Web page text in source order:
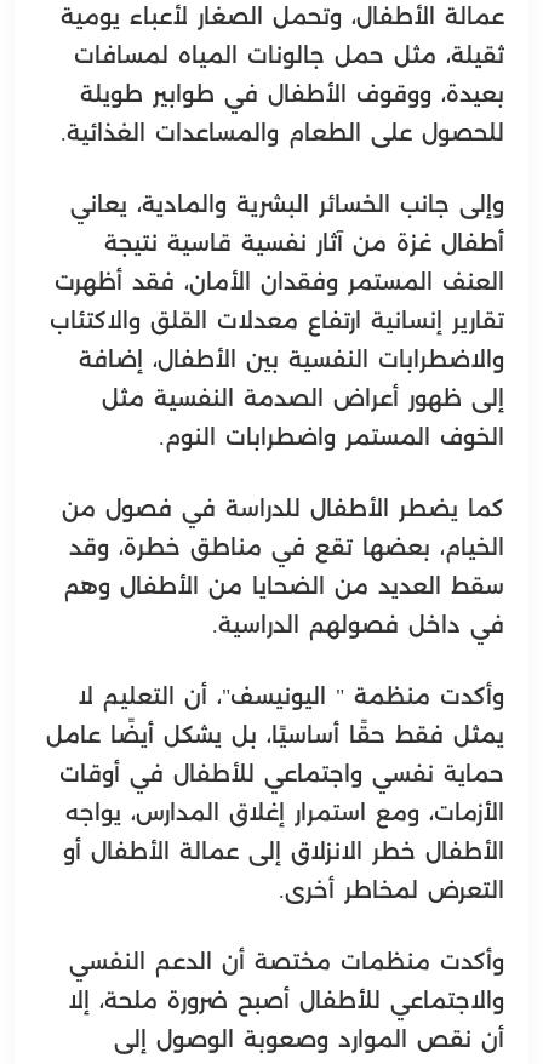
عمالة الأطفال، وتحمل الصغار لأعباء يومية
ثقيلة، مثل حمل جالونات المياه لمسافات
بعيدة، ووقوف الأطفال في طوابير طويلة
للحصول على الطعام والمساعدات الغذائية.
وإلى جانب الخسائر البشرية والمادية، يعاني
أطفال غزة من آثار نفسية قاسية نتيجة
العنف المستمر وفقدان الأمان، فقد أظهرت
تقارير إنسانية ارتفاع معدلات القلق والاكتئاب
والاضطرابات النفسية بين الأطفال، إضافة
إلى ظهور أعراض الصدمة النفسية مثل
الخوف المستمر واضطرابات النوم.
كما يضطر الأطفال للدراسة في فصول من
الخيام، بعضها تقع في مناطق خطرة، وقد
سقط العديد من الضحايا من الأطفال وهم
في داخل فصولهم الدراسية.
وأكدت منظمة " اليونيسف"، أن التعليم لا
يمثل فقط حقًا أساسيًا، بل يشكل أيضًا عامل
حماية نفسي واجتماعي للأطفال في أوقات
الأزمات، ومع استمرار إغلاق المدارس، يواجه
الأطفال خطر الانزلاق إلى عمالة الأطفال أو
التعرض لمخاطر أخرى.
وأكدت منظمات مختصة أن الدعم النفسي
والاجتماعي للأطفال أصبح ضرورة ملحة، إلا
أن نقص الموارد وصعوبة الوصول إلى